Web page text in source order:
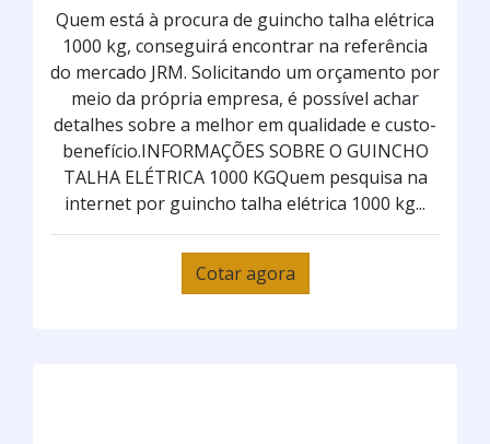
Quem está à procura de guincho talha elétrica
1000 kg, conseguirá encontrar na referência
do mercado JRM. Solicitando um orçamento por
meio da própria empresa, é possível achar
detalhes sobre a melhor em qualidade e custo-
benefício.INFORMAÇÕES SOBRE O GUINCHO
TALHA ELÉTRICA 1000 KGQuem pesquisa na
internet por guincho talha elétrica 1000 kg...
Cotar agora